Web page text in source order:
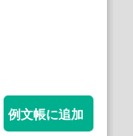
例文帳に追加